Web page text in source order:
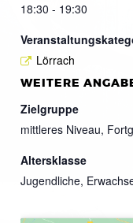
18:30 - 19:30
Lörrach
WEITERE
Zielgruppe
mittleres Niveau,
Altersklasse
Jugendliche,